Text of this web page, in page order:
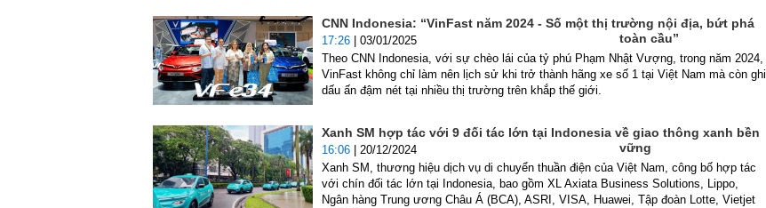
CNN Indonesia: “VinFast năm 2024 - Số một thị trường nội địa, bứt phá
toàn cầu”
17:26 | 03/01/2025
Theo CNN Indonesia, với sự chèo lái của tỷ phú Phạm Nhật Vượng, trong năm 2024,
VinFast không chỉ làm nên lịch sử khi trở thành hãng xe số 1 tại Việt Nam mà còn ghi
dấu ấn đậm nét tại nhiều thị trường trên khắp thế giới.
Xanh SM hợp tác với 9 đối tác lớn tại Indonesia về giao thông xanh bền
vững
16:06 | 20/12/2024
Xanh SM, thương hiệu dịch vụ di chuyển thuần điện của Việt Nam, công bố hợp tác
với chín đối tác lớn tại Indonesia, bao gồm XL Axiata Business Solutions, Lippo,
Ngân hàng Trung ương Châu Á (BCA), ASRI, VISA, Huawei, Tập đoàn Lotte, Vietjet